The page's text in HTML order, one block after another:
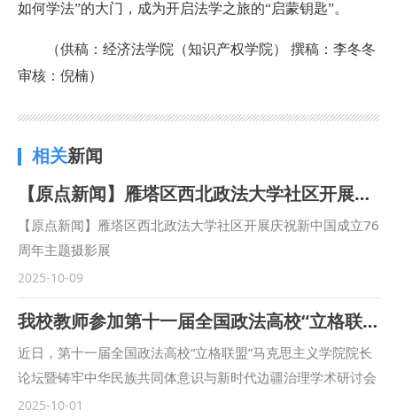
如何学法”的大门，成为开启法学之旅的“启蒙钥匙”。
（供稿：经济法学院（知识产权学院） 撰稿：李冬冬
审核：倪楠）
相关新闻
【原点新闻】雁塔区西北政法大学社区开展庆祝新中国成立76周年主题摄影展
【原点新闻】雁塔区西北政法大学社区开展庆祝新中国成立76
周年主题摄影展
https://yuandian.xiancity.cn/application/fcinformation/mo
bile/#/ArticleDetail/527690/undefined?t=1759651749638
2025-10-09
我校教师参加第十一届全国政法高校“立格联盟”马克思主义学院院长论坛暨铸牢中华民族共同体意识与新时代边疆治理学术研讨会
近日，第十一届全国政法高校“立格联盟”马克思主义学院院长
论坛暨铸牢中华民族共同体意识与新时代边疆治理学术研讨会
在新疆政法学院举行。我校马克思主义学院副院长鲁洋、院长
2025-10-01